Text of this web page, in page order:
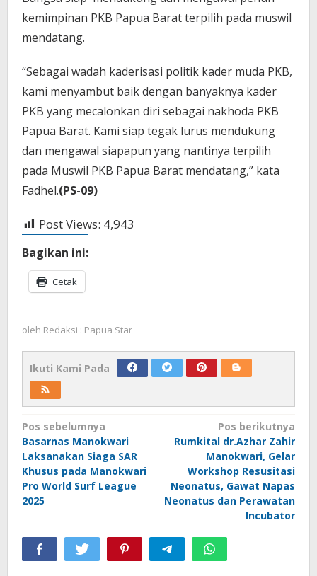
kemimpinan PKB Papua Barat terpilih pada muswil
mendatang.
“Sebagai wadah kaderisasi politik kader muda PKB,
kami menyambut baik dengan banyaknya kader
PKB yang mecalonkan diri sebagai nakhoda PKB
Papua Barat. Kami siap tegak lurus mendukung
dan mengawal siapapun yang nantinya terpilih
pada Muswil PKB Papua Barat mendatang,” kata
Fadhel.(PS-09)
Post Views: 4,943
Bagikan ini:
Cetak
oleh Redaksi : Papua Star
Ikuti Kami Pada
Navigasi
pos
Pos sebelumnya
Basarnas Manokwari
Laksanakan Siaga SAR
Khusus pada Manokwari
Pro World Surf League
2025
Pos berikutnya
Rumkital dr.Azhar Zahir
Manokwari, Gelar
Workshop Resusitasi
Neonatus, Gawat Napas
Neonatus dan Perawatan
Incubator